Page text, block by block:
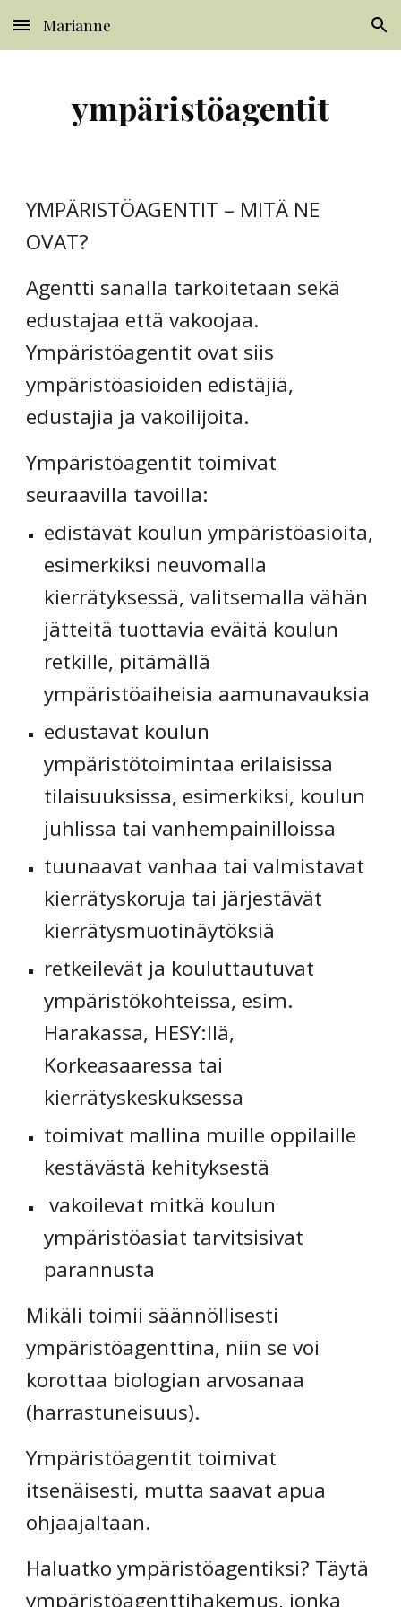
Skip to main content Skip to navigation
Marianne
ympäristöagentit
YMPÄRISTÖAGENTIT – MITÄ NE
OVAT?
Agentti sanalla tarkoitetaan sekä
edustajaa että vakoojaa.
Ympäristöagentit ovat siis
ympäristöasioiden edistäjiä,
edustajia ja vakoilijoita.
Ympäristöagentit toimivat
seuraavilla tavoilla:
edistävät koulun ympäristöasioita,
esimerkiksi neuvomalla
kierrätyksessä, valitsemalla vähän
jätteitä tuottavia eväitä koulun
retkille, pitämällä
ympäristöaiheisia aamunavauksia
edustavat koulun
ympäristötoimintaa erilaisissa
tilaisuuksissa, esimerkiksi, koulun
juhlissa tai vanhempainilloissa
tuunaavat vanhaa tai valmistavat
kierrätyskoruja tai järjestävät
kierrätysmuotinäytöksiä
retkeilevät ja kouluttautuvat
ympäristökohteissa, esim.
Harakassa, HESY:llä,
Korkeasaaressa tai
kierrätyskeskuksessa
toimivat mallina muille oppilaille
kestävästä kehityksestä
vakoilevat mitkä koulun
ympäristöasiat tarvitsisivat
parannusta
Mikäli toimii säännöllisesti
ympäristöagenttina, niin se voi
korottaa biologian arvosanaa
(harrastuneisuus).
Ympäristöagentit toimivat
itsenäisesti, mutta saavat apua
ohjaajaltaan.
Haluatko ympäristöagentiksi? Täytä
ympäristöagenttihakemus, jonka